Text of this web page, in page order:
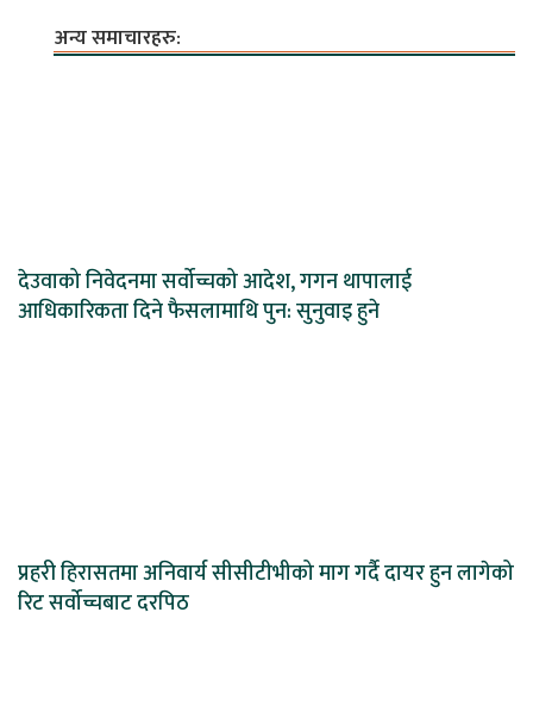
अन्य समाचारहरु:
देउवाको निवेदनमा सर्वोच्चको आदेश, गगन थापालाई
आधिकारिकता दिने फैसलामाथि पुन: सुनुवाइ हुने
प्रहरी हिरासतमा अनिवार्य सीसीटीभीको माग गर्दै दायर हुन लागेको
रिट सर्वोच्चबाट दरपिठ